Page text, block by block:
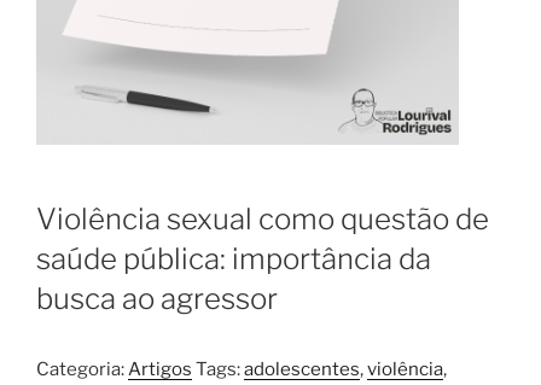
Violência sexual como questão de
saúde pública: importância da
busca ao agressor
Categoria:Artigos Tags:adolescentes,violência,